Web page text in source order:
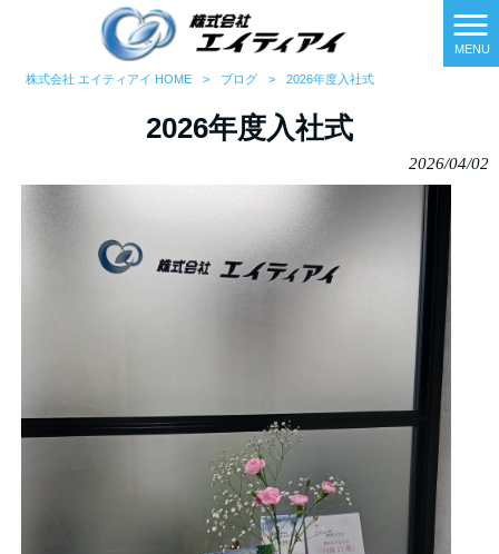
MENU
株式会社 エイティアイ HOME > ブログ > 2026年度入社式
2026年度入社式
2026/04/02